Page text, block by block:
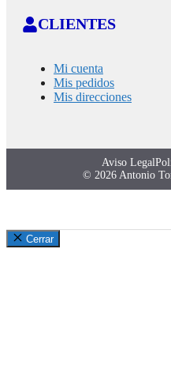
CLIENTES
Mi cuenta
Mis pedidos
Mis direcciones
© 2026 Antonio
Aviso Legal
Cerrar